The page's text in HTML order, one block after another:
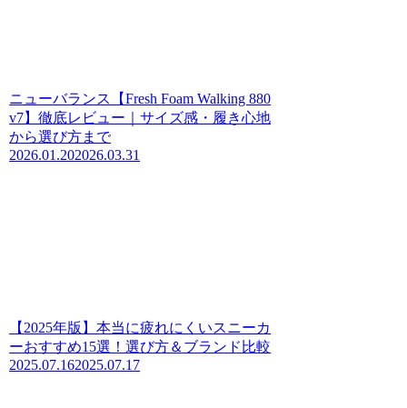
ニューバランス【Fresh Foam Walking 880
v7】徹底レビュー｜サイズ感・履き心地
から選び方まで
2026.01.202026.03.31
【2025年版】本当に疲れにくいスニーカ
ーおすすめ15選！選び方＆ブランド比較
2025.07.162025.07.17